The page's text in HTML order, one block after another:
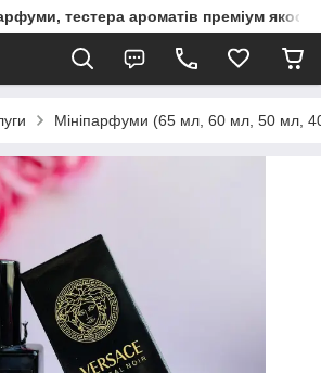
тестера ароматів преміум
Мініпарфуми (65 мл, 60 мл, 50 мл,